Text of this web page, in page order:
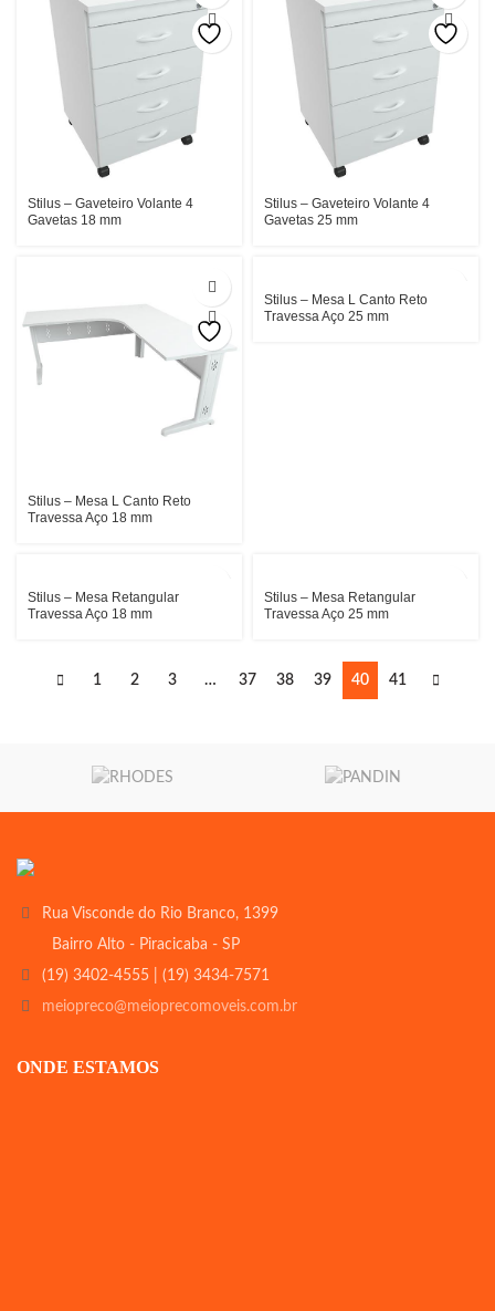
Stilus – Gaveteiro Volante 4
Gavetas 18 mm
Stilus – Gaveteiro Volante 4
Gavetas 25 mm
Stilus – Mesa L Canto Reto
Travessa Aço 18 mm
Stilus – Mesa L Canto Reto
Travessa Aço 25 mm
Stilus – Mesa Retangular
Travessa Aço 18 mm
Stilus – Mesa Retangular
Travessa Aço 25 mm
1 2 3 … 37 38 39 40 41
Rua Visconde do Rio Branco, 1399
Bairro Alto - Piracicaba - SP
(19) 3402-4555 | (19) 3434-7571
meiopreco@meioprecomoveis.com.br
ONDE ESTAMOS